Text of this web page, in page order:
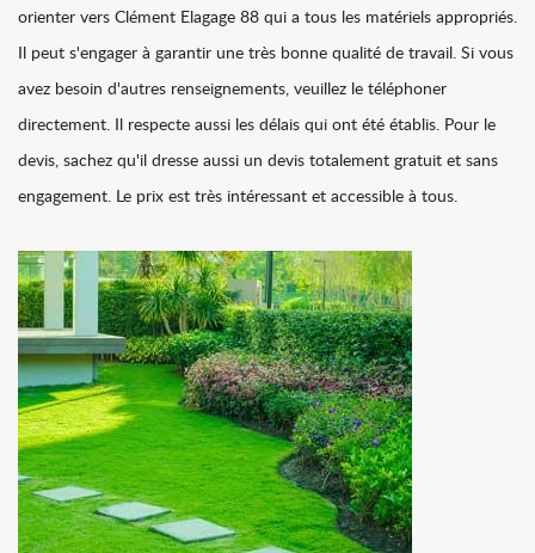
orienter vers Clément Elagage 88 qui a tous les matériels appropriés.
Il peut s'engager à garantir une très bonne qualité de travail. Si vous
avez besoin d'autres renseignements, veuillez le téléphoner
directement. Il respecte aussi les délais qui ont été établis. Pour le
devis, sachez qu'il dresse aussi un devis totalement gratuit et sans
engagement. Le prix est très intéressant et accessible à tous.